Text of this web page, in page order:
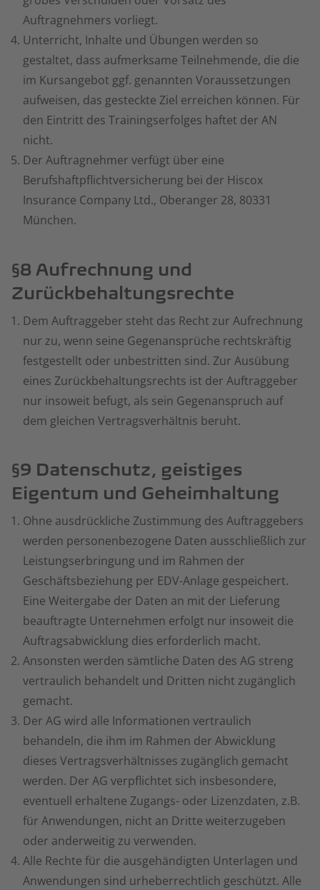
Auftragnehmers vorliegt.
Unterricht, Inhalte und Übungen werden so
gestaltet, dass aufmerksame Teilnehmende, die die
im Kursangebot ggf. genannten Voraussetzungen
aufweisen, das gesteckte Ziel erreichen können. Für
den Eintritt des Trainingserfolges haftet der AN
nicht.
Der Auftragnehmer verfügt über eine
Berufshaftpflichtversicherung bei der Hiscox
Insurance Company Ltd., Oberanger 28, 80331
München.
§8 Aufrechnung und
Zurückbehaltungsrechte
Dem Auftraggeber steht das Recht zur Aufrechnung
nur zu, wenn seine Gegenansprüche rechtskräftig
festgestellt oder unbestritten sind. Zur Ausübung
eines Zurückbehaltungsrechts ist der Auftraggeber
nur insoweit befugt, als sein Gegenanspruch auf
dem gleichen Vertragsverhältnis beruht.
§9 Datenschutz, geistiges
Eigentum und Geheimhaltung
Ohne ausdrückliche Zustimmung des Auftraggebers
werden personenbezogene Daten ausschließlich zur
Leistungserbringung und im Rahmen der
Geschäftsbeziehung per EDV-Anlage gespeichert.
Eine Weitergabe der Daten an mit der Lieferung
beauftragte Unternehmen erfolgt nur insoweit die
Auftragsabwicklung dies erforderlich macht.
Ansonsten werden sämtliche Daten des AG streng
vertraulich behandelt und Dritten nicht zugänglich
gemacht.
Der AG wird alle Informationen vertraulich
behandeln, die ihm im Rahmen der Abwicklung
dieses Vertragsverhältnisses zugänglich gemacht
werden. Der AG verpflichtet sich insbesondere,
eventuell erhaltene Zugangs- oder Lizenzdaten, z.B.
für Anwendungen, nicht an Dritte weiterzugeben
oder anderweitig zu verwenden.
Alle Rechte für die ausgehändigten Unterlagen und
Anwendungen sind urheberrechtlich geschützt. Alle